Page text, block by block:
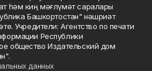
һәм киң мәғлүмәт саралары
Башкортостан" нәшриәт
Учредители: Агентство по печати
Республики
общество Издательский дом
данных